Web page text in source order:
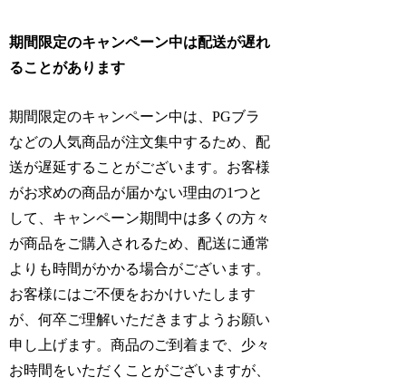
期間限定のキャンペーン中は配送が遅れ
ることがあります
期間限定のキャンペーン中は、PGブラ
などの人気商品が注文集中するため、配
送が遅延することがございます。お客様
がお求めの商品が届かない理由の1つと
して、キャンペーン期間中は多くの方々
が商品をご購入されるため、配送に通常
よりも時間がかかる場合がございます。
お客様にはご不便をおかけいたします
が、何卒ご理解いただきますようお願い
申し上げます。商品のご到着まで、少々
お時間をいただくことがございますが、